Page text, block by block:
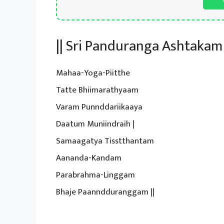
|| Sri Panduranga
Mahaa-Yoga-Piitthe
Tatte Bhiimarathyaam
Varam Punnddariikaaya
Daatum Muniindraih |
Samaagatya Tisstthantam
Aananda-Kandam
Parabrahma-Linggam
Bhaje Paanndduranggam ||